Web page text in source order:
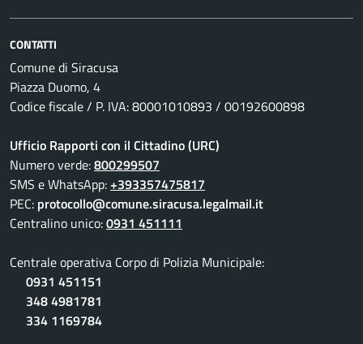
CONTATTI
Comune di Siracusa
Piazza Duomo, 4
Codice fiscale / P. IVA: 80001010893 / 00192600898
Ufficio Rapporti con il Cittadino (URC)
Numero verde:800299507
SMS e WhatsApp:+393357475817
PEC: protocollo@comune.siracusa.legalmail.it
Centralino unico:0931 451111
Centrale operativa Corpo di Polizia Municipale:
0931 451151
348 4981781
334 1169784